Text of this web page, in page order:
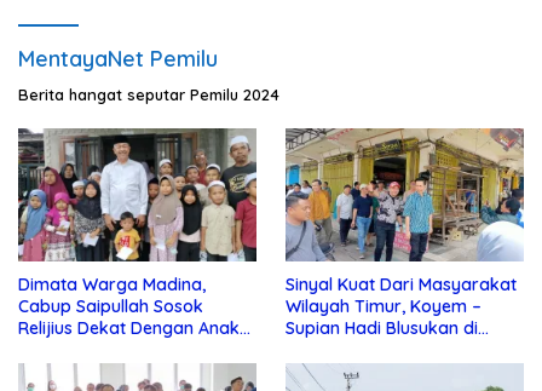
MentayaNet Pemilu
Berita hangat seputar Pemilu 2024
Dimata Warga Madina,
Cabup Saipullah Sosok
Relijius Dekat Dengan Anak
Sinyal Kuat Dari Masyarakat
Wilayah Timur, Koyem –
Supian Hadi Blusukan di